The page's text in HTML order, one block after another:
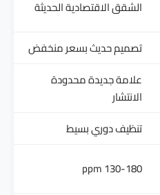
الشقق الاقتصادية الحديثة
تصميم حديث بسعر منخفض
علامة جديدة محدودة
الانتشار
تنظيف دوري بسيط
130-180 ppm